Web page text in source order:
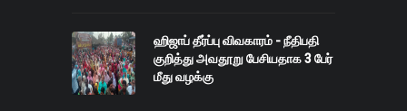
ஹிஜாப் தீர்ப்பு விவகாரம் - நீதிபதி
குறித்து அவதூறு பேசியதாக 3 பேர்
மீது வழக்கு